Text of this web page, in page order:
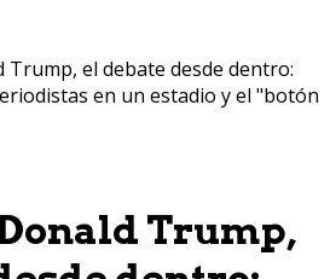
Trump, el debate desde dentro:
en un estadio y el "botón
Trump,